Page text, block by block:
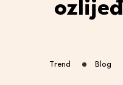
Trend Blog